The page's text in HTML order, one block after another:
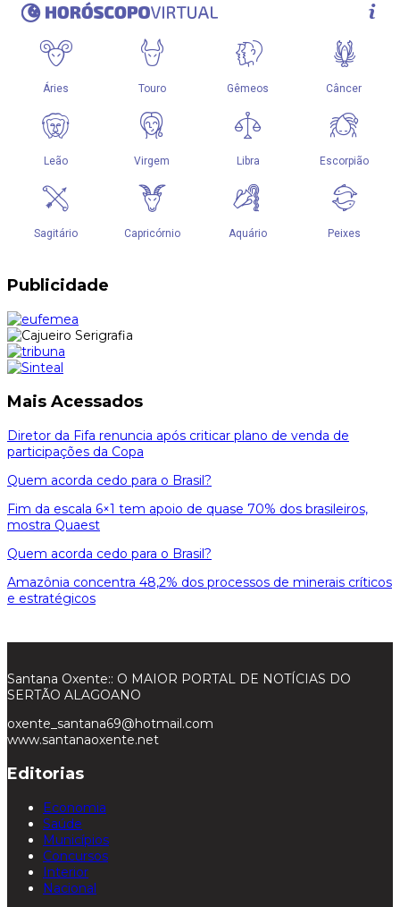
Publicidade
Mais Acessados
Diretor da Fifa renuncia após criticar plano de venda de
participações da Copa
Quem acorda cedo para o Brasil?
Fim da escala 6×1 tem apoio de quase 70% dos brasileiros,
mostra Quaest
Quem acorda cedo para o Brasil?
Amazônia concentra 48,2% dos processos de minerais críticos
e estratégicos
Santana Oxente:: O MAIOR PORTAL DE NOTÍCIAS DO
SERTÃO ALAGOANO
oxente_santana69@hotmail.com
www.santanaoxente.net
Editorias
Economia
Saúde
Municípios
Concursos
Interior
Nacional